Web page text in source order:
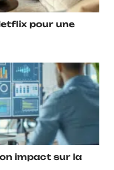
pour une
impact sur la